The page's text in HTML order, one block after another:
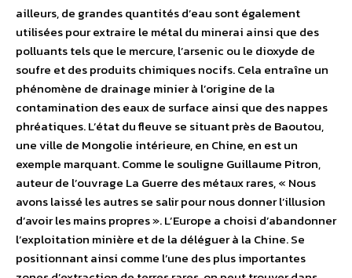
ailleurs, de grandes quantités d’eau sont également
utilisées pour extraire le métal du minerai ainsi que des
polluants tels que le mercure, l’arsenic ou le dioxyde de
soufre et des produits chimiques nocifs. Cela entraîne un
phénomène de drainage minier à l’origine de la
contamination des eaux de surface ainsi que des nappes
phréatiques. L’état du fleuve se situant près de Baoutou,
une ville de Mongolie intérieure, en Chine, en est un
exemple marquant. Comme le souligne Guillaume Pitron,
auteur de l’ouvrage La Guerre des métaux rares, « Nous
avons laissé les autres se salir pour nous donner l’illusion
d’avoir les mains propres ». L’Europe a choisi d’abandonner
l’exploitation minière et de la déléguer à la Chine. Se
positionnant ainsi comme l’une des plus importantes